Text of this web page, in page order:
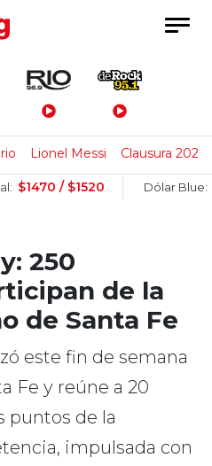
Lionel Messi Clausura 2026
/ $1520 Dólar Blue: $1505
250
de la
de Santa Fe
este fin de semana
Fe y reúne a 20
puntos de la
impulsada con